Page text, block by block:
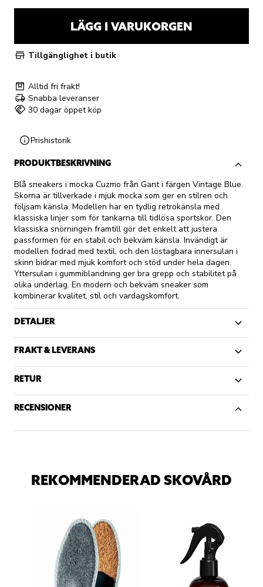
LÄGG I VARUKORGEN
Tillgänglighet i butik
Alltid fri frakt!
Snabba leveranser
30 dagar öppet köp
Prishistorik
PRODUKTBESKRIVNING
Blå sneakers i mocka Cuzmo från Gant i färgen Vintage Blue.
Skorna är tillverkade i mjuk mocka som ger en stilren och
följsam känsla. Modellen har en tydlig retrokänsla med
klassiska linjer som för tankarna till tidlösa sportskor. Den
klassiska snörningen framtill gör det enkelt att justera
passformen för en stabil och bekväm känsla. Invändigt är
modellen fodrad med textil, och den löstagbara innersulan i
skinn bidrar med mjuk komfort och stöd under hela dagen.
Yttersulan i gummiblandning ger bra grepp och stabilitet på
olika underlag. En modern och bekväm sneaker som
kombinerar kvalitet, stil och vardagskomfort.
DETALJER
FRAKT & LEVERANS
RETUR
RECENSIONER
REKOMMENDERAD SKOVÅRD